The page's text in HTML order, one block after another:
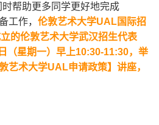
帮助更多同学更好地完成
工作， 伦敦艺术大学UAL国际招
的伦敦艺术大学武汉招生代表
日（星期一）早上10:30-11:30，举
艺术大学UAL申请政策】讲座，